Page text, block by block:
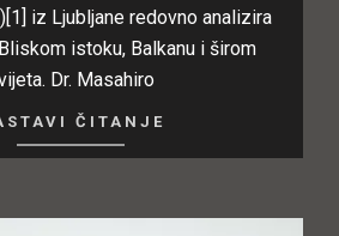
iz Ljubljane redovno analizira
istoku, Balkanu i širom
Dr. Masahiro
ČITANJE